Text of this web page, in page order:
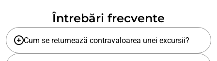
Întrebări frecvente
Cum se returnează contravaloarea unei excursii?